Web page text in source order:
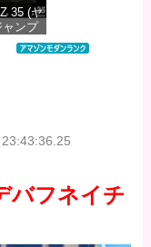
35 (ヤ
ャンプ
クス
バフネイチ